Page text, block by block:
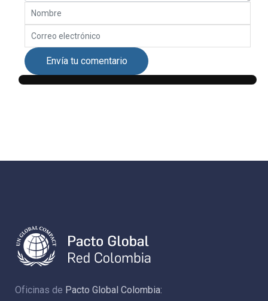
Envía tu comentario
Oficinas de Pacto Global Colombia: